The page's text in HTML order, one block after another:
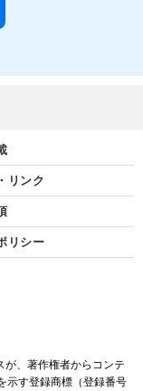
リンク
リシー
が、著作権者からコンテ
示す登録商標（登録番号